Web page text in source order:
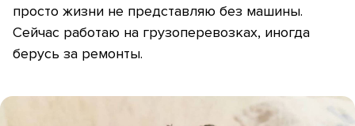
просто жизни не представляю без машины.
Сейчас работаю на грузоперевозках, иногда
берусь за ремонты.